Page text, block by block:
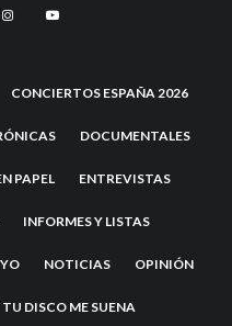
CONCIERTOS ESPAÑA 2026
DOCUMENTALES
PAPEL ENTREVISTAS
INFORMES Y LISTAS
NOTICIAS OPINIÓN
TU DISCO ME SUENA